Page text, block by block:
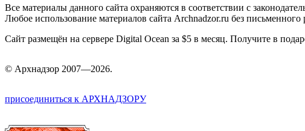
Все материалы данного сайта охраняются в соответствии с
Любое использование материалов сайта Archnadzor.ru без письменного
Сайт размещён на сервере Digital Ocean за $5 в месяц. Получите в
© Архнадзор 2007—2026.
присоединиться к АРХНАДЗОРУ